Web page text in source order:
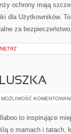
ochrony mają
dla Użytkowników.
za
MOŻLIWOŚĆ
to inspirujące
o mamach i tatach,